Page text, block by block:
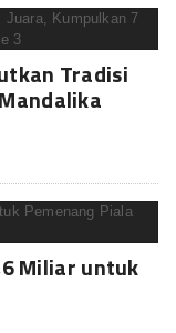
Tradisi
Miliar untuk